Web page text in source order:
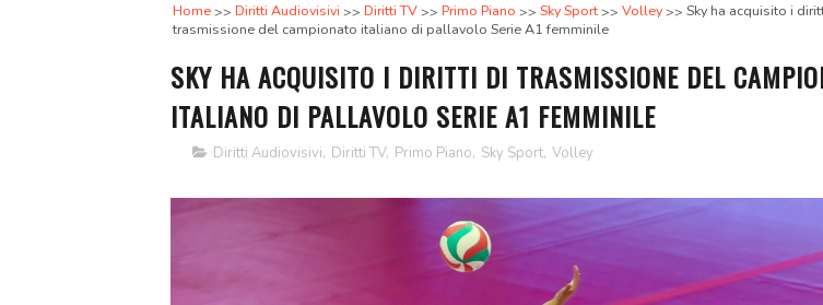
Home Diritti Audiovisivi Diritti TV Primo Piano Sky Sport Volley
Sky ha acquisito i
trasmissione del campionato italiano di pallavolo Serie A1 femminile
SKY HA ACQUISITO I DIRITTI DI TRASMISSIONE DEL
ITALIANO DI PALLAVOLO SERIE A1 FEMMINILE
Diritti Audiovisivi, Diritti TV, Primo Piano, Sky Sport, Volley